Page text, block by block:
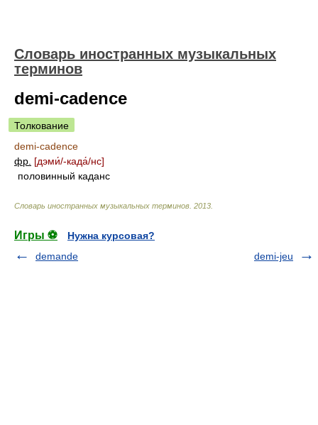
Словарь иностранных музыкальных
терминов
demi-cadence
Толкование
demi-cadence
фр. [дэми́/-када́/нс]
половинный каданс
Словарь иностранных музыкальных терминов 2013
Игры ⚽
Нужна курсовая?
demande
demi-jeu